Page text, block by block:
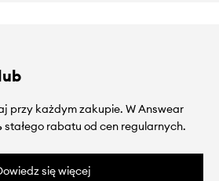
przy każdym zakupie. W Answear
stałego rabatu od cen regularnych.
się więcej